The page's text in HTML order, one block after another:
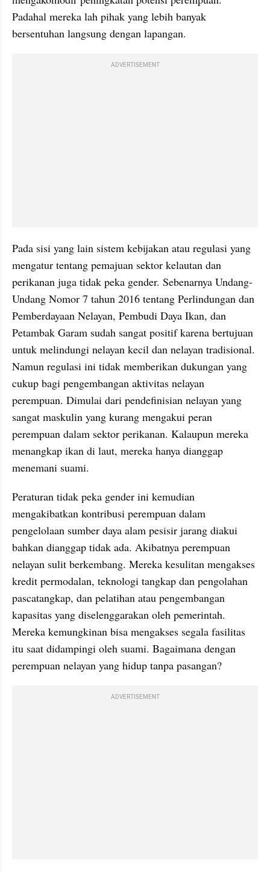
Padahal mereka lah pihak yang lebih banyak
bersentuhan langsung dengan lapangan.
ADVERTISEMENT
Pada sisi yang lain sistem kebijakan atau regulasi yang
mengatur tentang pemajuan sektor kelautan dan
perikanan juga tidak peka gender. Sebenarnya Undang-
Undang Nomor 7 tahun 2016 tentang Perlindungan dan
Pemberdayaan Nelayan, Pembudi Daya Ikan, dan
Petambak Garam sudah sangat positif karena bertujuan
untuk melindungi nelayan kecil dan nelayan tradisional.
Namun regulasi ini tidak memberikan dukungan yang
cukup bagi pengembangan aktivitas nelayan
perempuan. Dimulai dari pendefinisian nelayan yang
sangat maskulin yang kurang mengakui peran
perempuan dalam sektor perikanan. Kalaupun mereka
menangkap ikan di laut, mereka hanya dianggap
menemani suami.
Peraturan tidak peka gender ini kemudian
mengakibatkan kontribusi perempuan dalam
pengelolaan sumber daya alam pesisir jarang diakui
bahkan dianggap tidak ada. Akibatnya perempuan
nelayan sulit berkembang. Mereka kesulitan mengakses
kredit permodalan, teknologi tangkap dan pengolahan
pascatangkap, dan pelatihan atau pengembangan
kapasitas yang diselenggarakan oleh pemerintah.
Mereka kemungkinan bisa mengakses segala fasilitas
itu saat didampingi oleh suami. Bagaimana dengan
perempuan nelayan yang hidup tanpa pasangan?
ADVERTISEMENT